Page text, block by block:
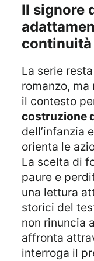
il signore delle mosche:
La serie resta fedele allo spirito del
romanzo,
il contesto
costruzione
dell’infanzia
orienta le
La scelta di
paure e
una lettura
storici del
non rinuncia
affronta
interroga il